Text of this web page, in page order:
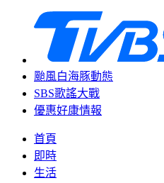
颱風白海豚動態
SBS歌謠大戰
優惠好康情報
首頁
即時
生活